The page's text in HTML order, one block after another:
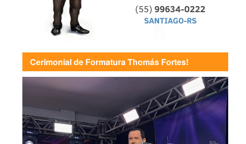
Cerimonial de Formatura Thomás Fortes!